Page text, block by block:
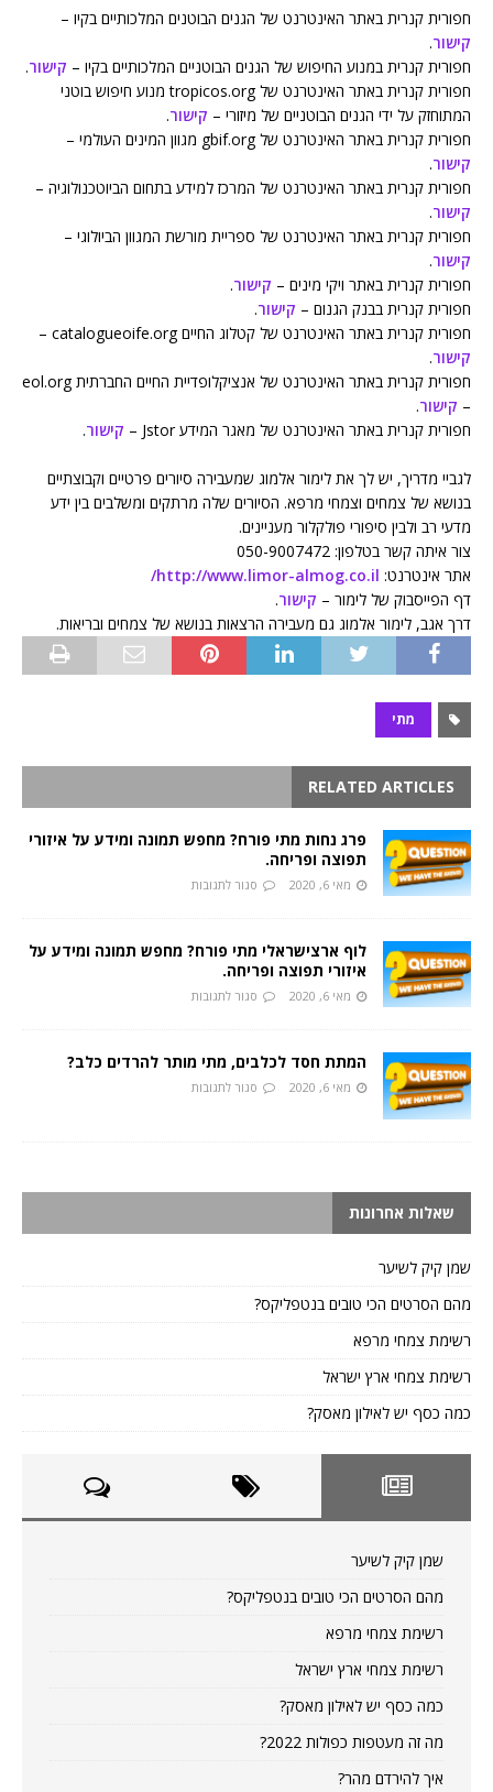
חפורית קנרית באתר האינטרנט של הגנים הבוטנים המלכותיים בקיו –
קישור.
חפורית קנרית במנוע החיפוש של הגנים הבוטניים המלכותיים בקיו – קישור.
חפורית קנרית באתר האינטרנט של tropicos.org מנוע חיפוש בוטני
המתוחזק על ידי הגנים הבוטניים של מיזורי – קישור.
חפורית קנרית באתר האינטרנט של gbif.org מגוון המינים העולמי –
קישור.
חפורית קנרית באתר האינטרנט של המרכז למידע בתחום הביוטכנולוגיה –
קישור.
חפורית קנרית באתר האינטרנט של ספריית מורשת המגוון הביולוגי –
קישור.
חפורית קנרית באתר ויקי מינים – קישור.
חפורית קנרית בבנק הגנום – קישור.
חפורית קנרית באתר האינטרנט של קטלוג החיים catalogueoflife.org –
קישור.
חפורית קנרית באתר האינטרנט של אנציקלופדיית החיים החברתית eol.org
– קישור.
חפורית קנרית באתר האינטרנט של מאגר המידע Jstor –
קישור.
לגביי מדריך, יש לך את לימור אלמוג שמעבירה סיורים פרטיים וקבוצתיים
בנושא של צמחים וצמחי מרפא. הסיורים שלה מרתקים ומשלבים בין ידע
מדעי רב ולבין סיפורי פולקלור מעניינים.
צור איתה קשר בטלפון: 050-9007472
אתר אינטרנט: http://www.limor-almog.co.il/
דף הפייסבוק של לימור – קישור.
דרך אגב, לימור אלמוג גם מעבירה הרצאות בנושא של צמחים ובריאות.
מתי
RELATED ARTICLES
פרג נחות מתי פורח? מחפש תמונה ומידע על איזורי
תפוצה ופריחה.
מאי 6, 2020 סגור לתגובות
לוף ארצישראלי מתי פורח? מחפש תמונה ומידע על
איזורי תפוצה ופריחה.
מאי 6, 2020 סגור לתגובות
המתת חסד לכלבים, מתי מותר להרדים כלב?
מאי 6, 2020 סגור לתגובות
שאלות אחרונות
שמן קיק לשיער
מהם הסרטים הכי טובים בנטפליקס?
רשימת צמחי מרפא
רשימת צמחי ארץ ישראל
כמה כסף יש לאילון מאסק?
שמן קיק לשיער
מהם הסרטים הכי טובים בנטפליקס?
רשימת צמחי מרפא
רשימת צמחי ארץ ישראל
כמה כסף יש לאילון מאסק?
מה זה מעטפות כפולות 2022?
איך להירדם מהר?